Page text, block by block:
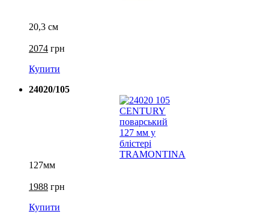
20,3 см
2074 грн
Купити
24020/105
127мм
1988 грн
Купити